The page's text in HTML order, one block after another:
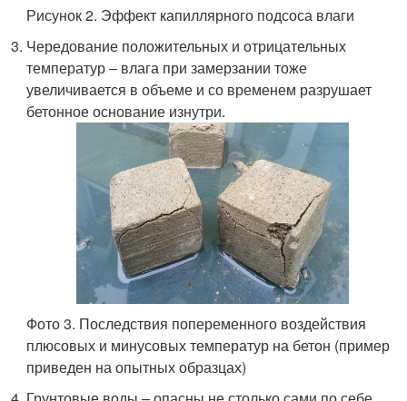
Рисунок 2. Эффект капиллярного подсоса влаги
Чередование положительных и отрицательных
температур – влага при замерзании тоже
увеличивается в объеме и со временем разрушает
бетонное основание изнутри.
Фото 3. Последствия попеременного воздействия
плюсовых и минусовых температур на бетон (пример
приведен на опытных образцах)